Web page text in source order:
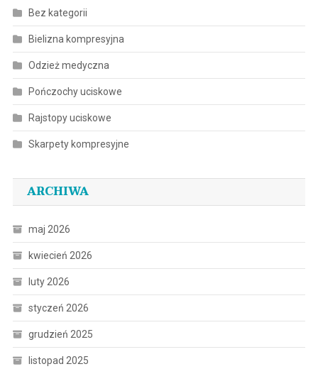
Bez kategorii
Bielizna kompresyjna
Odzież medyczna
Pończochy uciskowe
Rajstopy uciskowe
Skarpety kompresyjne
ARCHIWA
maj 2026
kwiecień 2026
luty 2026
styczeń 2026
grudzień 2025
listopad 2025